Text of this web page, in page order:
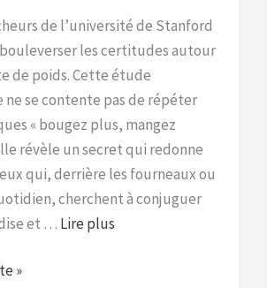
de l’université de Stanford
les certitudes autour
de poids. Cette étude
ne se contente pas de répéter
« bougez plus, mangez
révèle un secret qui redonne
qui, derrière les fourneaux ou
cherchent à conjuguer
et … Lire plus
»